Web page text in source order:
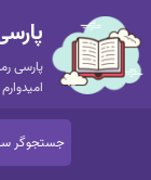
پارسی